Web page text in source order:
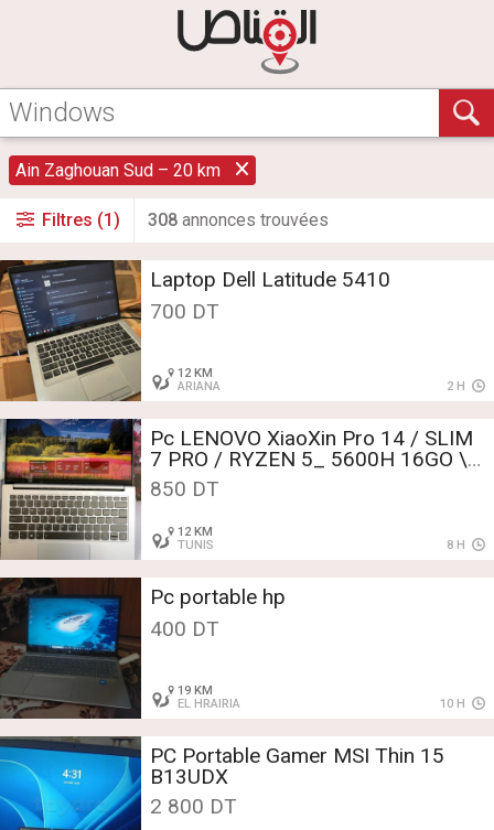
Ain Zaghouan Sud – 20 km
Filtres (1) 308 annonces trouvées
Laptop Dell Latitude 5410
700 DT
12 KM
ARIANA
2 H
Pc LENOVO XiaoXin Pro 14 / SLIM
7 PRO / RYZEN 5_ 5600H 16GO \
512GO
850 DT
12 KM
TUNIS
8 H
Pc portable hp
400 DT
19 KM
EL HRAIRIA
10 H
PC Portable Gamer MSI Thin 15
B13UDX
2 800 DT